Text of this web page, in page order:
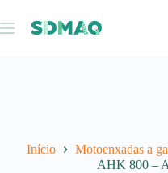
para
o
Início Motoenxadas a
AHK 800 –